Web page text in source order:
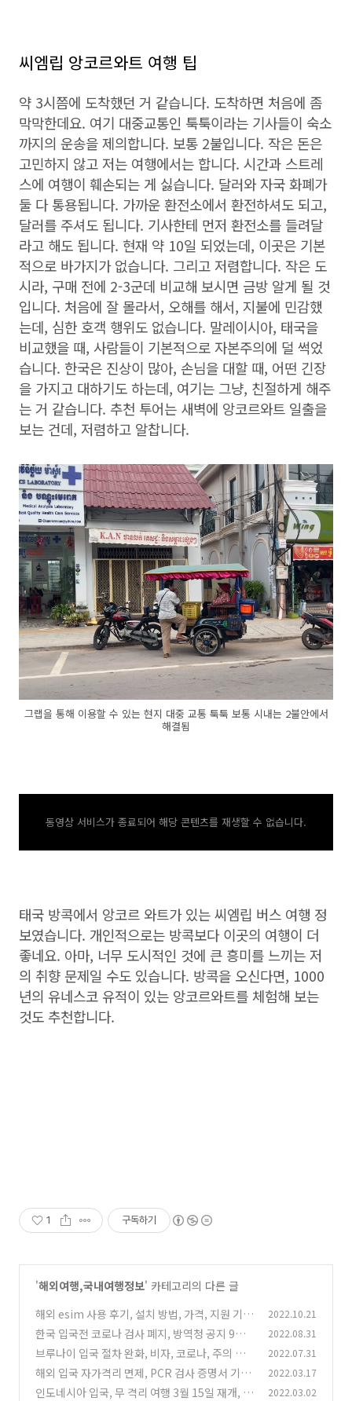
씨엠립 앙코르와트 여행 팁
약 3시쯤에 도착했던 거 같습니다. 도착하면 처음에 좀
막막한데요. 여기 대중교통인 툭툭이라는 기사들이 숙소
까지의 운송을 제의합니다. 보통 2불입니다. 작은 돈은
고민하지 않고 저는 여행에서는 합니다. 시간과 스트레
스에 여행이 훼손되는 게 싫습니다. 달러와 자국 화폐가
둘 다 통용됩니다. 가까운 환전소에서 환전하셔도 되고,
달러를 주셔도 됩니다. 기사한테 먼저 환전소를 들려달
라고 해도 됩니다. 현재 약 10일 되었는데, 이곳은 기본
적으로 바가지가 없습니다. 그리고 저렴합니다. 작은 도
시라, 구매 전에 2-3군데 비교해 보시면 금방 알게 될 것
입니다. 처음에 잘 몰라서, 오해를 해서, 지불에 민감했
는데, 심한 호객 행위도 없습니다. 말레이시아, 태국을
비교했을 때, 사람들이 기본적으로 자본주의에 덜 썩었
습니다. 한국은 진상이 많아, 손님을 대할 때, 어떤 긴장
을 가지고 대하기도 하는데, 여기는 그냥, 친절하게 해주
는 거 같습니다. 추천 투어는 새벽에 앙코르와트 일출을
보는 건데, 저렴하고 알찹니다.
그랩을 통해 이용할 수 있는 현지 대중 교통 툭툭 보통 시내는 2불안에서
해결됨
동영상 서비스가 종료되어 해당 콘텐츠를 재생할 수 없습니다.
태국 방콕에서 앙코르 와트가 있는 씨엠립 버스 여행 정
보였습니다. 개인적으로는 방콕보다 이곳의 여행이 더
좋네요. 아마, 너무 도시적인 것에 큰 흥미를 느끼는 저
의 취향 문제일 수도 있습니다. 방콕을 오신다면, 1000
년의 유네스코 유적이 있는 앙코르와트를 체험해 보는
것도 추천합니다.
1 구독하기
'해외여행,국내여행정보' 카테고리의 다른 글
해외 esim 사용 후기, 설치 방법, 가격, 지원 기종
종류, 단점 정리 (0)
2022.10.21
한국 입국전 코로나 검사 폐지, 방역청 공지 9월 3
일
(0)
2022.08.31
브루나이 입국 절차 완화, 비자, 코로나, 주의 사
항, 코타키나발루 이동하기 (0)
2022.07.31
해외 입국 자가격리 면제, PCR 검사 증명서 기준
개정 공지
(2)
2022.03.17
인도네시아 입국, 무 격리 여행 3월 15일 재개, 비
2022.03.02